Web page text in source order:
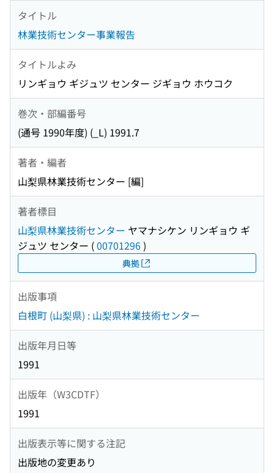
タイトル
林業技術センター事業報告
タイトルよみ
リンギョウ ギジュツ センター ジギョウ ホウコク
巻次・部編番号
(通号 1990年度) (_L) 1991.7
著者・編者
山梨県林業技術センター [編]
著者標目
山梨県林業技術センター ヤマナシケン リンギョウ ギ
ジュツ センター (00701296)
典拠
出版事項
白根町 (山梨県) : 山梨県林業技術センター
出版年月日等
1991
出版年（W3CDTF）
1991
出版表示等に関する注記
出版地の変更あり